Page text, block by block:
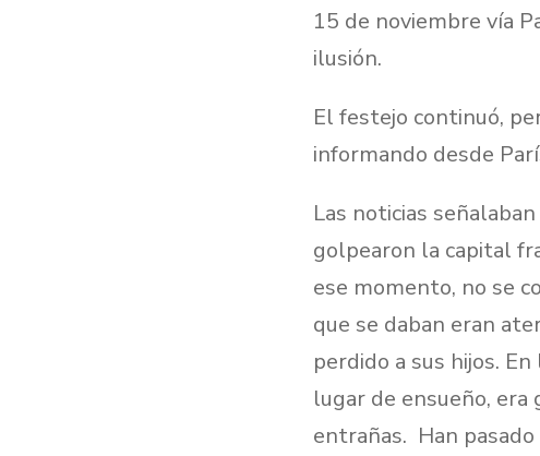
15 de noviembre vía
ilusión.
El festejo continuó,
informando desde
Las noticias
golpearon la capital
ese momento, no se
que se daban eran
perdido a sus hijos.
lugar de ensueño,
entrañas. Han